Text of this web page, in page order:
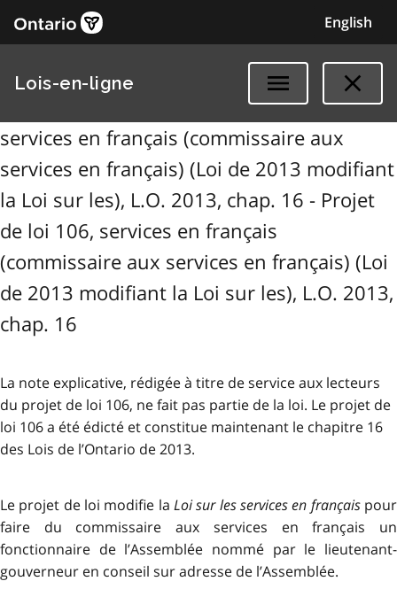
English
Lois-en-ligne
services en français (commissaire aux
services en français) (Loi de 2013 modifiant
la Loi sur les), L.O. 2013, chap. 16 - Projet
de loi 106, services en français
(commissaire aux services en français) (Loi
de 2013 modifiant la Loi sur les), L.O. 2013,
chap. 16
La note explicative, rédigée à titre de service aux lecteurs
du projet de loi 106, ne fait pas partie de la loi. Le projet de
loi 106 a été édicté et constitue maintenant le chapitre 16
des Lois de l’Ontario de 2013.
Le projet de loi modifie la Loi sur les services en françaispour
faire du commissaire aux services en français un
fonctionnaire de l’Assemblée nommé par le lieutenant-
gouverneur en conseil sur adresse de l’Assemblée.